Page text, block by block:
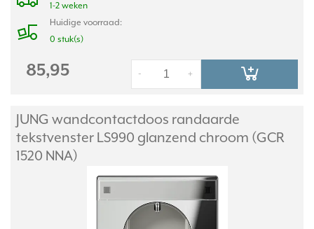
1-2 weken
Huidige voorraad:
0 stuk(s)
85,95 +
-
JUNG wandcontactdoos randaarde
tekstvenster LS990 glanzend chroom (GCR
1520 NNA)